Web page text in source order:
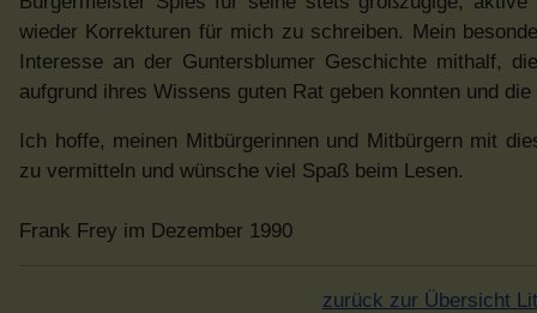
wieder Korrekturen für mich zu schreiben. Mein
Interesse an der Guntersblumer Geschichte mithalf,
aufgrund ihres Wissens guten Rat geben konnten und
Ich hoffe, meinen Mitbürgerinnen und Mitbürgern mit
zu vermitteln und wünsche viel Spaß beim Lesen.
Frank Frey im Dezember 1990
zurück zur Übersicht